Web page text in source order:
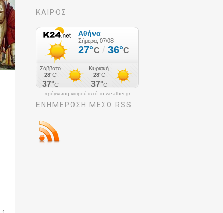
ΚΑΙΡΟΣ
πρόγνωση καιρού από το weather.gr
ΕΝΗΜΈΡΩΣΉ ΜΕΣΩ RSS